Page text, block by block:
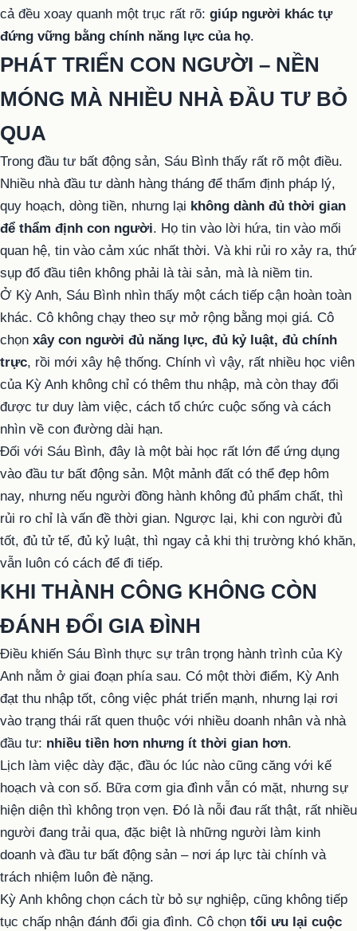
cả đều xoay quanh một trục rất rõ: giúp người khác tự
đứng vững bằng chính năng lực của họ.
PHÁT TRIỂN CON NGƯỜI – NỀN
MÓNG MÀ NHIỀU NHÀ ĐẦU TƯ BỎ
QUA
Trong đầu tư bất động sản, Sáu Bình thấy rất rõ một điều.
Nhiều nhà đầu tư dành hàng tháng để thẩm định pháp lý,
quy hoạch, dòng tiền, nhưng lại không dành đủ thời gian
để thẩm định con người. Họ tin vào lời hứa, tin vào mối
quan hệ, tin vào cảm xúc nhất thời. Và khi rủi ro xảy ra, thứ
sụp đổ đầu tiên không phải là tài sản, mà là niềm tin.
Ở Kỳ Anh, Sáu Bình nhìn thấy một cách tiếp cận hoàn toàn
khác. Cô không chạy theo sự mở rộng bằng mọi giá. Cô
chọn xây con người đủ năng lực, đủ kỷ luật, đủ chính
trực, rồi mới xây hệ thống. Chính vì vậy, rất nhiều học viên
của Kỳ Anh không chỉ có thêm thu nhập, mà còn thay đổi
được tư duy làm việc, cách tổ chức cuộc sống và cách
nhìn về con đường dài hạn.
Đối với Sáu Bình, đây là một bài học rất lớn để ứng dụng
vào đầu tư bất động sản. Một mảnh đất có thể đẹp hôm
nay, nhưng nếu người đồng hành không đủ phẩm chất, thì
rủi ro chỉ là vấn đề thời gian. Ngược lại, khi con người đủ
tốt, đủ tử tế, đủ kỷ luật, thì ngay cả khi thị trường khó khăn,
vẫn luôn có cách để đi tiếp.
KHI THÀNH CÔNG KHÔNG CÒN
ĐÁNH ĐỔI GIA ĐÌNH
Điều khiến Sáu Bình thực sự trân trọng hành trình của Kỳ
Anh nằm ở giai đoạn phía sau. Có một thời điểm, Kỳ Anh
đạt thu nhập tốt, công việc phát triển mạnh, nhưng lại rơi
vào trạng thái rất quen thuộc với nhiều doanh nhân và nhà
đầu tư: nhiều tiền hơn nhưng ít thời gian hơn.
Lịch làm việc dày đặc, đầu óc lúc nào cũng căng với kế
hoạch và con số. Bữa cơm gia đình vẫn có mặt, nhưng sự
hiện diện thì không trọn vẹn. Đó là nỗi đau rất thật, rất nhiều
người đang trải qua, đặc biệt là những người làm kinh
doanh và đầu tư bất động sản – nơi áp lực tài chính và
trách nhiệm luôn đè nặng.
Kỳ Anh không chọn cách từ bỏ sự nghiệp, cũng không tiếp
tục chấp nhận đánh đổi gia đình. Cô chọn tối ưu lại cuộc